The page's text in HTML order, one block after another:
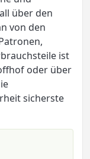
über den
von den
ist
oder über
sicherste